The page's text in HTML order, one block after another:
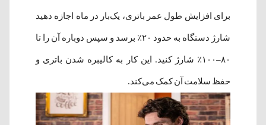
برای افزایش طول عمر باتری، یک‌بار در ماه اجازه دهید
شارژ دستگاه به حدود ۲۰٪ برسد و سپس دوباره آن را تا
۸۰–۱۰۰٪ شارژ کنید. این کار به کالیبره شدن باتری و
حفظ سلامت آن کمک می‌کند.